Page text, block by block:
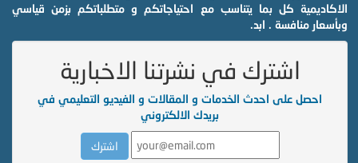
الاكاديمية كل بما يتناسب مع احتياجاتكم و متطلباتكم بزمن قياسي
وبأسعار منافسة . ابد.
اشترك في نشرتنا الاخبارية
احصل على احدث الخدمات و المقالات و الفيديو التعليمي في
بريدك الالكتروني